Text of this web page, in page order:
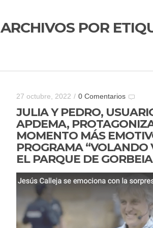
ARCHIVOS POR
27 octubre, 2022 / 0 Comentarios
JULIA Y PEDRO,
APDEMA,
MOMENTO MÁS
PROGRAMA “VOLANDO
EL PARQUE DE GORBEIA